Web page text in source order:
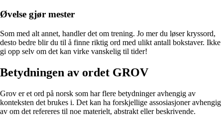
Øvelse gjør mester
Som med alt annet, handler det om trening. Jo mer du løser kryssord,
desto bedre blir du til å finne riktig ord med ulikt antall bokstaver. Ikke
gi opp selv om det kan virke vanskelig til tider!
Betydningen av ordet GROV
Grov er et ord på norsk som har flere betydninger avhengig av
konteksten det brukes i. Det kan ha forskjellige assosiasjoner avhengig
av om det refereres til noe materielt, abstrakt eller beskrivende.